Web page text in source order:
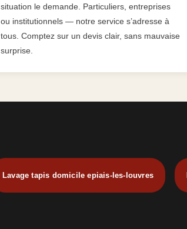
situation le demande. Particuliers, entreprises
ou institutionnels — notre service s’adresse à
tous. Comptez sur un devis clair, sans mauvaise
surprise.
Lavage tapis domicile epiais-les-louvres